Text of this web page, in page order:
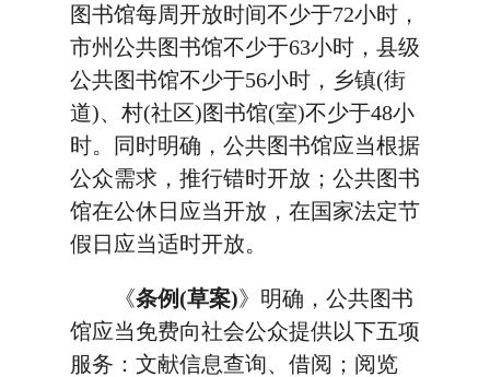
图书馆每周开放时间不少于72小时，
市州公共图书馆不少于63小时，县级
公共图书馆不少于56小时，乡镇(街
道)、村(社区)图书馆(室)不少于48小
时。同时明确，公共图书馆应当根据
公众需求，推行错时开放；公共图书
馆在公休日应当开放，在国家法定节
假日应当适时开放。
《条例(草案)》明确，公共图书
馆应当免费向社会公众提供以下五项
服务：文献信息查询、借阅；阅览